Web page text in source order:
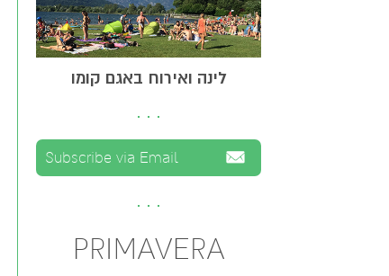
לינה ואירוח באגם קומו
PRIMAVERA